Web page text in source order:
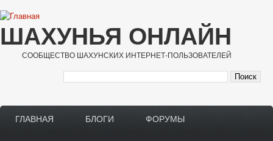
Перейти к основному содержанию
ШАХУНЬЯ ОНЛАЙН
СООБЩЕСТВО ШАХУНСКИХ ИНТЕРНЕТ-ПОЛЬЗОВАТЕЛЕЙ
Main menu
ГЛАВНАЯ БЛОГИ ФОРУМЫ